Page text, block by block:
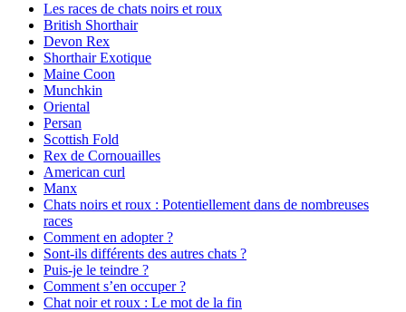
Les races de chats noirs et roux
British Shorthair
Devon Rex
Shorthair Exotique
Maine Coon
Munchkin
Oriental
Persan
Scottish Fold
Rex de Cornouailles
American curl
Manx
Chats noirs et roux : Potentiellement dans de nombreuses
races
Comment en adopter ?
Sont-ils différents des autres chats ?
Puis-je le teindre ?
Comment s’en occuper ?
Chat noir et roux : Le mot de la fin